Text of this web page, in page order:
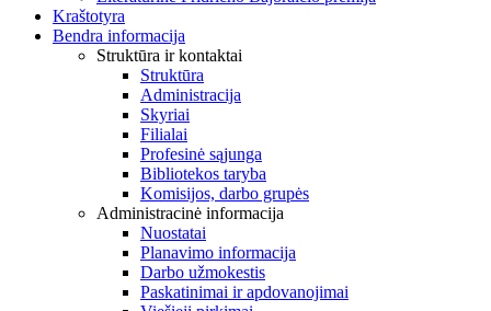
Kraštotyra
Bendra informacija
Struktūra ir kontaktai
Struktūra
Administracija
Skyriai
Filialai
Profesinė sąjunga
Bibliotekos taryba
Komisijos, darbo grupės
Administracinė informacija
Nuostatai
Planavimo informacija
Darbo užmokestis
Paskatinimai ir apdovanojimai